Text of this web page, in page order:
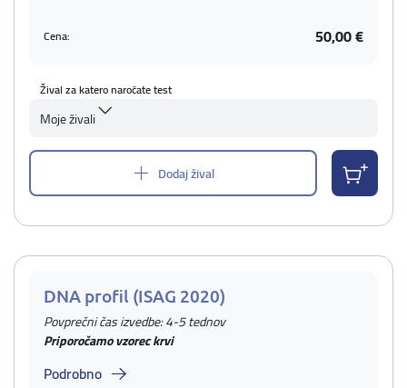
Cena: 50,00 €
Žival za katero naročate test
Moje živali
Dodaj žival
DNA profil (ISAG 2020)
Povprečni čas izvedbe: 4-5 tednov
Priporočamo vzorec krvi
Podrobno